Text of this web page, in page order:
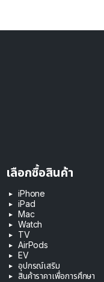
เลือกซื้อสินค้า
iPhone
iPad
Mac
Watch
TV
AirPods
EV
อุปกรณ์เสริม
สินค้าราคาเพื่อการศึกษา